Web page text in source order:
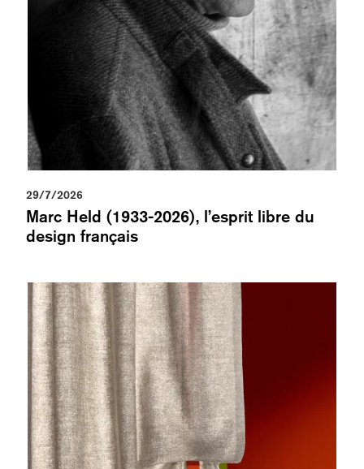
29/7/2026
Marc Held (1933-2026), l’esprit libre du
design français